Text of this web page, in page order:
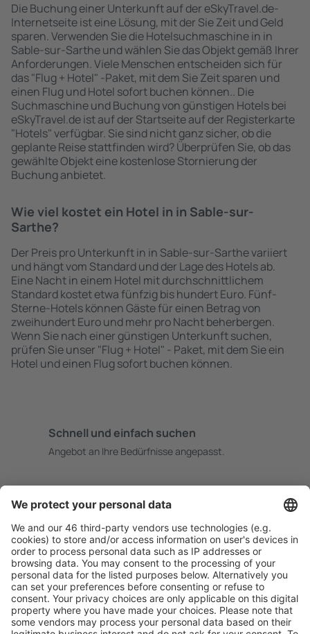
Die Buchung einer Unterkunft auf der eSkyTravel.de-
Internetseite ist eine Lösung, mit der Sie Zeit und Geld
sparen. Verwenden Sie die Hotelsuchmaschine in in
Sable-sur-Sarthe und wählen Sie das Objekt gemäß Ihrer
Anforderungen. Viele Menschen entscheiden sich für
das "Flug + Hotel" -Paket, mit dem Sie Zeit sparen und
einen Flug und Hotel sofort buchen können.. Die
Suchmaschine und Buchung von günstigen Hotels bei
eSkyTravel.de ist auf der Startseite auf der Registerkarte
"Hotels" verfügbar. Sie sind nicht ganz sicher, ob die
geplante Reise stattfinden wird? Überprüfen Sie, ob das
gewählte Objekt eine kostenlose Stornierung der
Buchung anbietet.
Wie viel kostet ein Hotel in in Sable-sur-
Sarthe?
Der Preis pro Unterkunft in in Sable-sur-Sarthe variiert
und hängt vom Standard und der Lage des Hotels ab.
Eine Nacht in einem Hotel mit durchschnittlichem
Standard kostet etwa fünfzig bis hundert Euro. Fünf-
Sterne-Hotels können Gäste für einen Betrag von
zweihundert Euro und mehr pro Nacht beherbergen.
Wenn Sie nach einer günstigen Unterkunft suchen,
prüfen Sie unser "Flug + Hotel" - Paket, mit dem Sie ein
Hotel und einen Flug sofort buchen können.
Schnell und einfach suchen
Angebot an Ihre Bedürfnisse angepasst.
Buchen ohne Sorgen mit einer kostenlosen
Stornierungsoption.
Mehr sparen
Attraktive Preise und Spezialangebote für eingeloggte
Benutzer.
Unterkünfte, die Sie mögen